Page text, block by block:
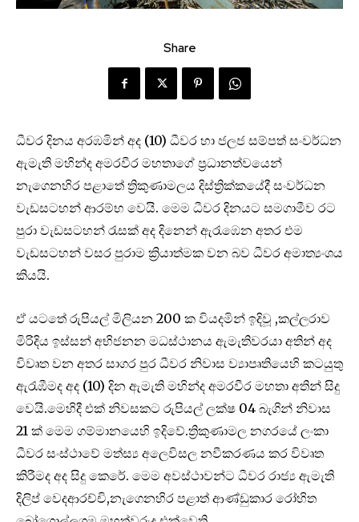
Share
ධීවර දිනය අරඹමින් අද (10) ධීවර හා ජලජ සම්පත් සංවර්ධන
ඇමැති මහින්ද අමරවීර මහතාගේ ප්‍රධානත්වයෙන්
නැගෙනහිර පළාතේ ත්‍රිකුණාමලය දිස්ත්‍රික්කයේදී සංවර්ධන
වැඩසටහන් ආරම්භ වෙයි. මෙම ධීවර දිනයට සමගාමීව රට
පුරා වැඩසටහන් රැසක් අද දිනෙන් ඇරැඹෙන අතර එම
වැඩසටහන් වසර පුරාම ක්‍රියාත්මක වන බව ධීවර අමාත්‍යංශය
කියයි.
ඒ යටතේ රුපියල් මිලියන 200 ක වියදමින් ඉදිවූ ,කල්ලරාව
මිරිදිය ඉස්සන් අභිජනන මධස්ථානය ඇමැතිවරයා අතින් අද
විවෘත වන අතර සාගර පුර ධීවර නිවාස ව්‍යාපෘතියෙහි කටයුතු
ඇරැඹීමද අද (10) දින ඇමැති මහින්ද අමරවීර මහතා අතින් සිදු
වෙයි.මෙහිදී එක් නිවසකට රුපියල් ලක්ෂ 04 බැගින් නිවාස
21 ක් මෙම ගම්මානයෙහි ඉදිවේ.ත්‍රිකුණාමල නගරයේ ලංකා
ධීවර සංස්ථාවේ මත්ස්‍ය අලෙවිසල නවීකරණය කර විවෘත
කිරීමද අද සිදු කෙරේ. මෙම අවස්ථාවන්ට ධීවර රාජ්‍ය ඇමැති
දිලිප් වෙදආරච්චි,නැගෙනහිර පළාත් ආණ්ඩුකාර රෝහිත